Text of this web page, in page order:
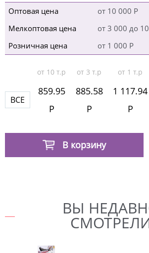
Оптовая цена
от 10 000 Р
Мелкоптовая цена
от 3 000 до
Розничная цена
от 1 000 Р
от 10 т.р от 3 т.р от 1 т.р
ВСЕ
859.95
Р
885.58
Р
1 117.94
Р
В корзину
ВЫ